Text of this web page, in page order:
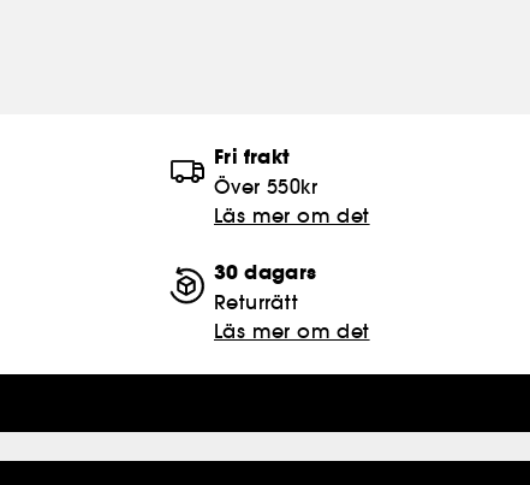
Fri frakt
Över 550kr
Läs mer om det
30 dagars
Returrätt
Läs mer om det